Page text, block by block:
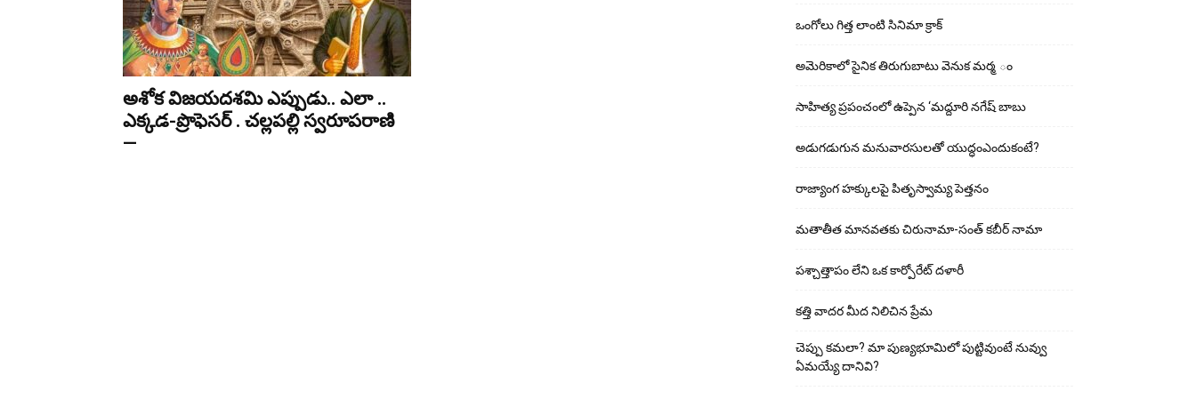
అశోక విజ‌య‌ద‌శ‌మి ఎప్పుడు.. ఎలా ..
ఎక్క‌డ‌-ప్రొఫెసర్ . చల్లపల్లి స్వరూపరాణి
—
ఒంగోలు గిత్త లాంటి సినిమా క్రాక్
అమెరికాలో సైనిక తిరుగుబాటు వెనుక మర్మ ం
సాహిత్య ప్రపంచంలో ఉప్పెన ‘మద్దూరి నగేష్ బాబు
అడుగ‌డుగున మ‌నువార‌సుల‌తో యుద్ధంఎందుకంటే?
రాజ్యాంగ హక్కులపై పితృస్వామ్య పెత్తనం
మతాతీత మానవతకు చిరునామా-సంత్ కబీర్ నామా
పశ్చాత్తాపం లేని ఒక కార్పోరేట్ దళారీ
కత్తి వాదర మీద నిలిచిన ప్రేమ
చెప్పు క‌మ‌లా? మా పుణ్యభూమిలో పుట్టివుంటే నువ్వు
ఏమయ్యే దానివి?